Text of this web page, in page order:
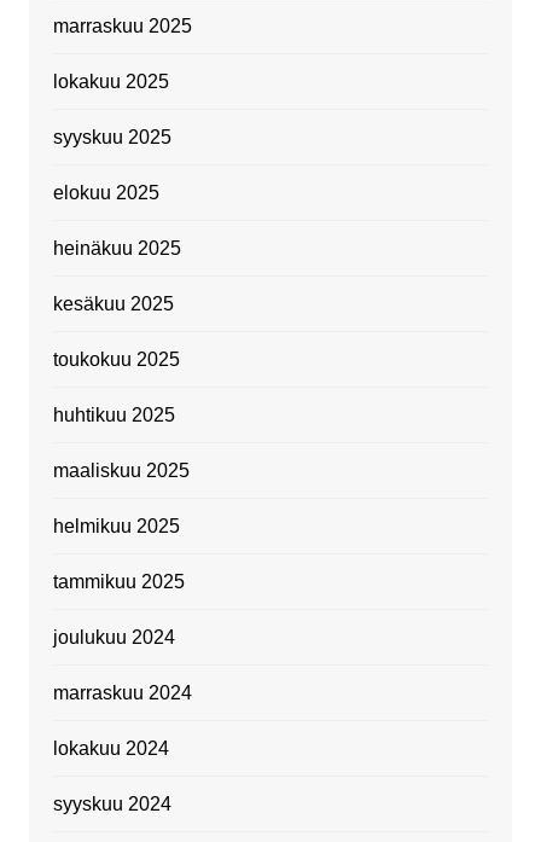
marraskuu 2025
lokakuu 2025
syyskuu 2025
elokuu 2025
heinäkuu 2025
kesäkuu 2025
toukokuu 2025
huhtikuu 2025
maaliskuu 2025
helmikuu 2025
tammikuu 2025
joulukuu 2024
marraskuu 2024
lokakuu 2024
syyskuu 2024